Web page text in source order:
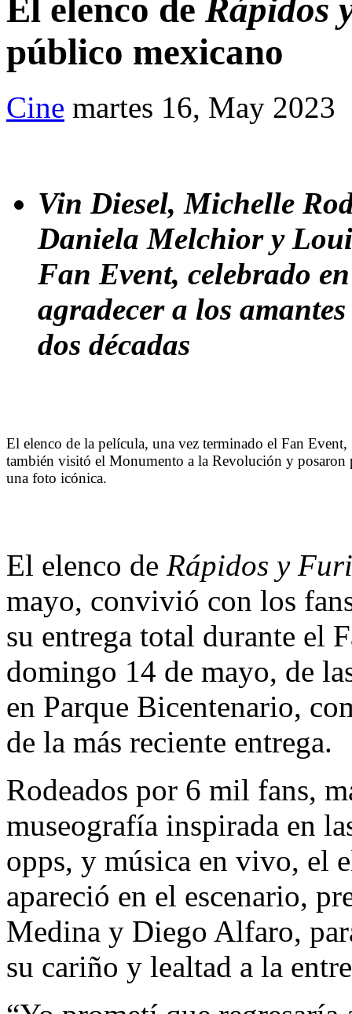
El elenco de Rápidos
público mexicano
Cine martes 16, May 2023
Vin Diesel, Michelle
Daniela Melchior y
Fan Event, celebrado
agradecer a los
dos décadas
El elenco de la película, una vez terminado el Fan Event,
también visitó el Monumento a la Revolución y posaron
una foto icónica.
El elenco de Rápidos y
mayo, convivió con los
su entrega total durante el
domingo 14 de mayo, de
en Parque Bicentenario,
de la más reciente entrega.
Rodeados por 6 mil fans,
museografía inspirada en
opps, y música en vivo, el
apareció en el escenario,
Medina y Diego Alfaro,
su cariño y lealtad a la